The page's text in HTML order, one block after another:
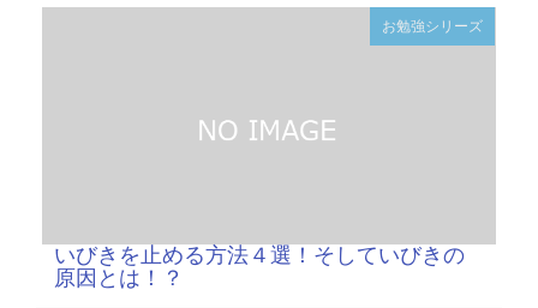
お勉強シリーズ
いびきを止める方法４選！そしていびきの
原因とは！？